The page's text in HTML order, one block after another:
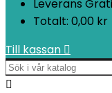
Leverans
Totalt: 0,00 kr
Till kassan 
